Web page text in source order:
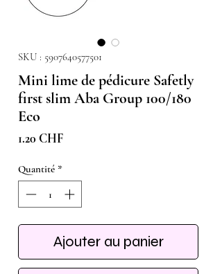
SKU : 5907640577501
Mini lime de pédicure Safetly
first slim Aba Group 100/180
Eco
1.20 CHFPrix
Quantité *
Ajouter au panier